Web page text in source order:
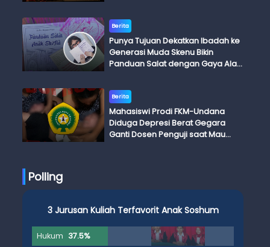
Adik Budi
Berita
Punya Tujuan Dekatkan Ibadah ke
Generasi Muda Skenu Bikin
Panduan Salat dengan Gaya Ala
Berita
Mahasiswi Prodi FKM-Undana
Diduga Depresi Berat Gegara
Ganti Dosen Penguji saat Mau
Polling
3 Jurusan Kuliah Terfavorit Anak Soshum
Hukum 37.5%